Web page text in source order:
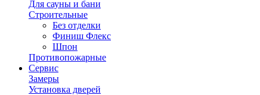
Для сауны и бани
Строительные
Без отделки
Финиш Флекс
Шпон
Противопожарные
Сервис
Замеры
Установка дверей